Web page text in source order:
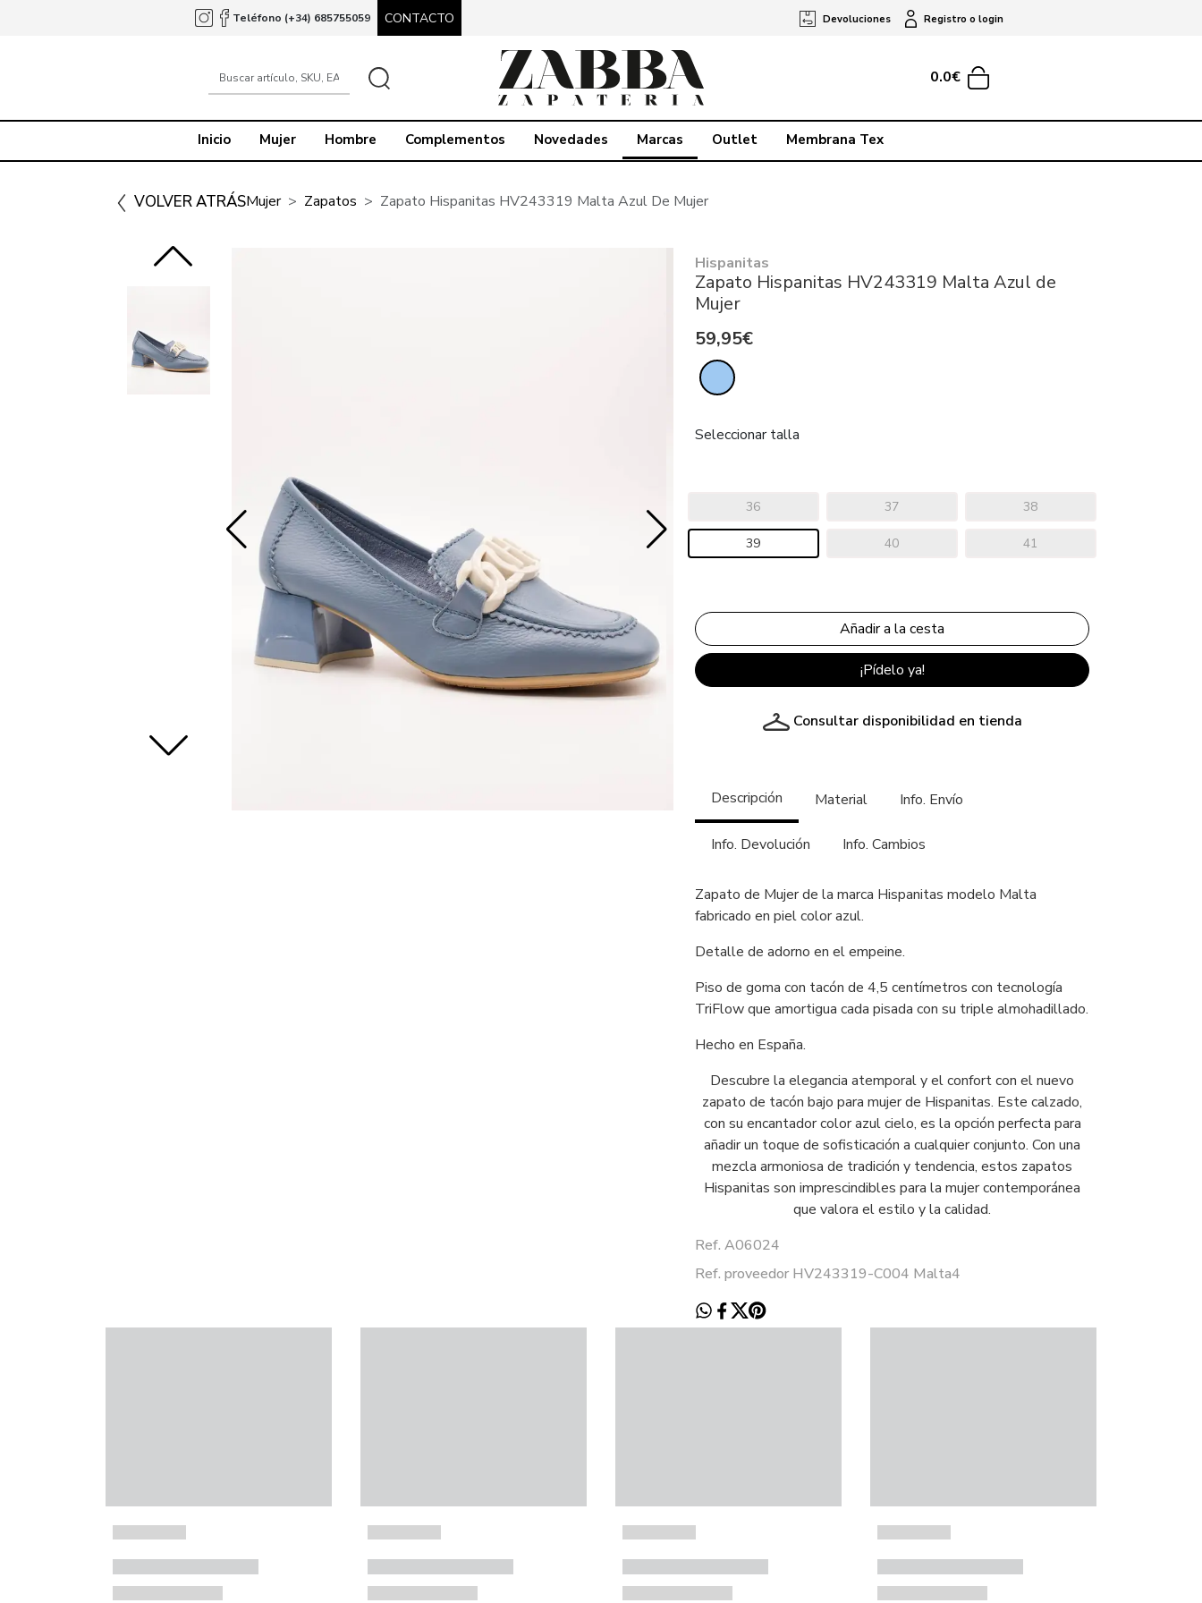
Teléfono (+34) 685755059 CONTACTO Devoluciones Registro o login
0.0€
Inicio Mujer Hombre Complementos Novedades Marcas Outlet Membrana Tex
VOLVER ATRÁSMujer Zapatos Zapato Hispanitas HV243319 Malta Azul De Mujer
Hispanitas
Zapato Hispanitas HV243319 Malta Azul de
Mujer
59,95€
Seleccionar talla
36 37 38
39 40 41
¡Pídelo ya!
Consultar disponibilidad en tienda
Descripción Material Info. Envío
Info. Devolución Info. Cambios
Zapato de Mujer de la marca Hispanitas modelo Malta
fabricado en piel color azul.
Detalle de adorno en el empeine.
Piso de goma con tacón de 4,5 centímetros con tecnología
TriFlow que amortigua cada pisada con su triple almohadillado.
Hecho en España.
Descubre la elegancia atemporal y el confort con el nuevo
zapato de tacón bajo para mujer de Hispanitas. Este calzado,
con su encantador color azul cielo, es la opción perfecta para
añadir un toque de sofisticación a cualquier conjunto. Con una
mezcla armoniosa de tradición y tendencia, estos zapatos
Hispanitas son imprescindibles para la mujer contemporánea
que valora el estilo y la calidad.
Ref. A06024
Ref. proveedor HV243319-C004 Malta4